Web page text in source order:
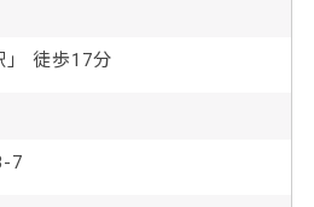
」 徒歩17分
7